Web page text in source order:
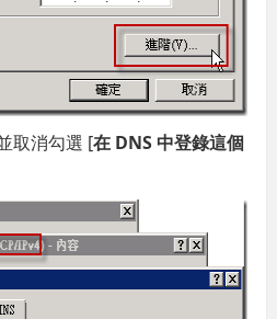
取消勾選 [在 DNS 中登錄這個